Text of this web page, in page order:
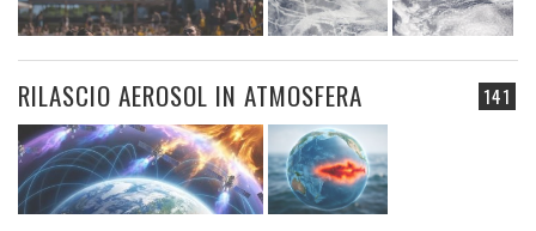
141
RILASCIO AEROSOL IN ATMOSFERA